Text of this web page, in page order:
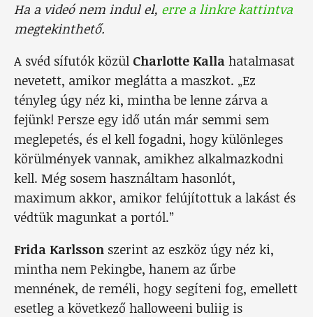
Ha a videó nem indul el, erre a linkre kattintva
megtekinthető.
A svéd sífutók közül Charlotte Kalla hatalmasat
nevetett, amikor meglátta a maszkot. „Ez
tényleg úgy néz ki, mintha be lenne zárva a
fejünk! Persze egy idő után már semmi sem
meglepetés, és el kell fogadni, hogy különleges
körülmények vannak, amikhez alkalmazkodni
kell. Még sosem használtam hasonlót,
maximum akkor, amikor felújítottuk a lakást és
védtük magunkat a portól.”
Frida Karlsson szerint az eszköz úgy néz ki,
mintha nem Pekingbe, hanem az űrbe
mennének, de reméli, hogy segíteni fog, emellett
esetleg a következő halloweeni buliig is